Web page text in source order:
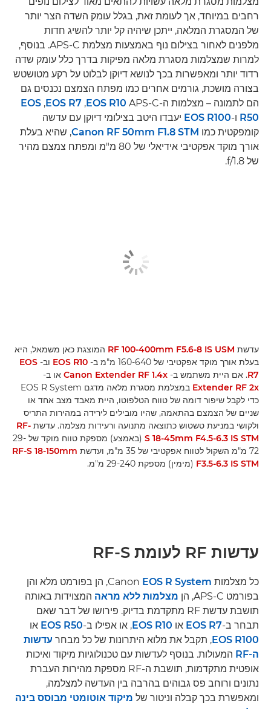
רחבים במיוחד, אך לעומת זאת, בגלל עומק השדה הצר יותר
של המסגרת המלאה, ייתכן שיהיה קל יותר להשיג חדות
מלפנים לאחור בצילום נוף באמצעות מצלמת APS-C. בנוסף,
למרות שמצלמות מסגרת מלאה מפיקות בדרך כלל עומק שדה
רדוד יותר ומאפשרות בכך לנושא דיוקן לבלוט על רקע מטושטש
בצורה מושכת, גורמים אחרים כמו מפתח הצמצם נכנסים גם
הם לתמונה – מצלמות ה-APS-C‏
EOS R10
‏,
EOS R7
‏,
EOS
R50 ו-EOS R100 יעבדו היטב בצילומי דיוקן עם עדשה
קומפקטית כמו Canon RF 50mm F1.8 STM, שהיא בעלת
אורך מוקד אפקטיבי אידיאלי של 80 מ"מ ומפתח צמצם מהיר
של f/1.8.
עדשת RF 100-400mm F5.6-8 IS USM המוצגת כאן משמאל, היא
בעלת אורך מוקד אפקטיבי של 160-640 מ"מ ב-
EOS R10 וב- EOS
R7. אם היית משתמש ב- Canon Extender RF 1.4x או ב-
Extender RF 2x
במצלמת מסגרת מלאה מדגם EOS R System
כדי לקבל שיפור דומה של טווח הטלפוטו, היית מאבד מצב אחד או
שניים של הצמצם בהתאמה, שהיו מובילים לירידה במהירות התריס
ולקושי במניעת טשטוש כתוצאה מתנועה ורעידות מצלמה. עדשת RF-
S 18-45mm F4.5-6.3 IS STM
(באמצע) מספקת טווח מוקד של 29-
72 מ"מ השקול לטווח אפקטיבי של 35 מ"מ, ועדשת
RF-S 18-150mm
F3.5-6.3 IS STM (מימין) מספקת 29-240 מ"מ.
עדשות RF לעומת RF-S
כל מצלמות Canon EOS R System
‎, הן בפורמט מלא והן
בפורמט APS-C, הן
מצלמות ללא מראה המצוידות באותה
תושבת עדשת RF מתקדמת בדיוק. פירושו של דבר שאם
תבחר ב-EOS R7 או EOS R10, או אפילו ב-EOS R50 או
EOS R100, תקבל את מלוא היתרונות של כל מבחר עדשות
ה-RF
המעולות. בנוסף לעדשות עם טכנולוגיות מיקוד ואיכות
אופטית מתקדמות, תושבת ה-RF מספקת מהירות העברת
נתונים ורוחב פס גבוהים בהרבה בין העדשה למצלמה,
ומאפשרת בכך קבלה וניטור של מיקוד אוטומטי מבוסס בינה